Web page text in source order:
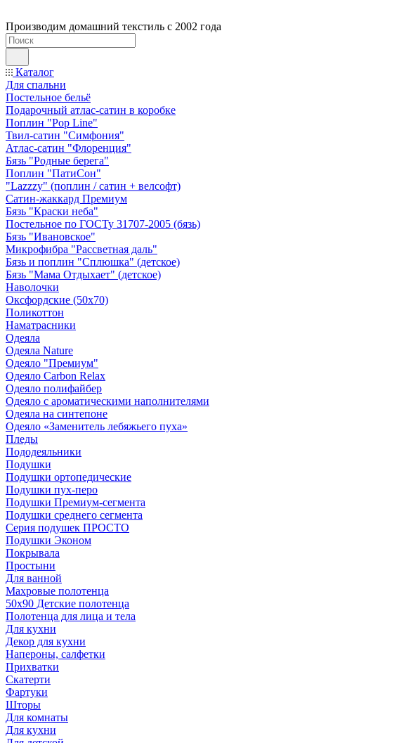
Производим домашний текстиль с 2002 года
Каталог
Для спальни
Постельное бельё
Подарочный атлас-сатин в коробке
Поплин "Pop Line"
Твил-сатин "Симфония"
Атлас-сатин "Флоренция"
Бязь "Родные берега"
Поплин "ПатиСон"
"Lazzzy" (поплин / сатин + велсофт)
Сатин-жаккард Премиум
Бязь "Краски неба"
Постельное по ГОСТу 31707-2005 (бязь)
Бязь "Ивановское"
Микрофибра "Рассветная даль"
Бязь и поплин "Сплюшка" (детское)
Бязь "Мама Отдыхает" (детское)
Наволочки
Оксфордские (50х70)
Поликоттон
Наматрасники
Одеяла
Одеяла Nature
Одеяло "Премиум"
Одеяло Carbon Relax
Одеяло полифайбер
Одеяло с ароматическими наполнителями
Одеяла на синтепоне
Одеяло «Заменитель лебяжьего пуха»
Пледы
Пододеяльники
Подушки
Подушки ортопедические
Подушки пух-перо
Подушки Премиум-сегмента
Подушки среднего сегмента
Серия подушек ПРОСТО
Подушки Эконом
Покрывала
Простыни
Для ванной
Махровые полотенца
50х90 Детские полотенца
Полотенца для лица и тела
Для кухни
Декор для кухни
Напероны, салфетки
Прихватки
Скатерти
Фартуки
Шторы
Для комнаты
Для кухни